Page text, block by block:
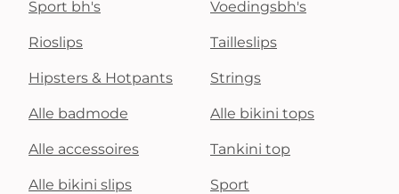
Sport bh's Voedingsbh's
Rioslips Tailleslips
Hipsters & Hotpants Strings
Alle badmode Alle bikini tops
Alle accessoires Tankini top
Alle bikini slips Sport